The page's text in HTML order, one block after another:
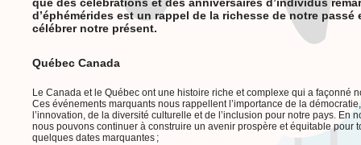
que des célébrations et des anniversaires d’individus
d’éphémérides est un rappel de la richesse de notre
célébrer notre présent.
Québec Canada
Le Canada et le Québec ont une histoire riche et complexe qui a façonné
Ces événements marquants nous rappellent l’importance de la
l’innovation, de la diversité culturelle et de l’inclusion pour notre pays. En
nous pouvons continuer à construire un avenir prospère et équitable pour
quelques dates marquantes ;